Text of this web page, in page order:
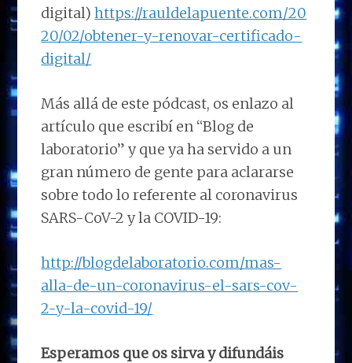
digital)https://rauldelapuente.com/20
20/02/obtener-y-renovar-certificado-
digital/
Más allá de este pódcast, os enlazo al
artículo que escribí en “Blog de
laboratorio” y que ya ha servido a un
gran número de gente para aclararse
sobre todo lo referente al coronavirus
SARS-CoV-2 y la COVID-19:
http://blogdelaboratorio.com/mas-
alla-de-un-coronavirus-el-sars-cov-
2-y-la-covid-19/
Esperamos que os sirva y difundáis